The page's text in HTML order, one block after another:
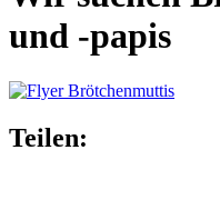
und -papis
Teilen: